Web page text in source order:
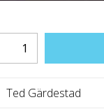
Ted Gärdestad